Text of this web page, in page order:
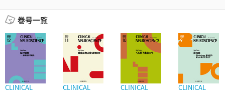
巻号一覧
CLINICAL
CLINICAL
CLINICAL
CLINICAL